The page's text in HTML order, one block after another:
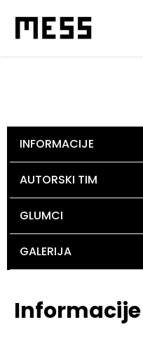
INFORMACIJE
AUTORSKI TIM
GLUMCI
GALERIJA
Informacije